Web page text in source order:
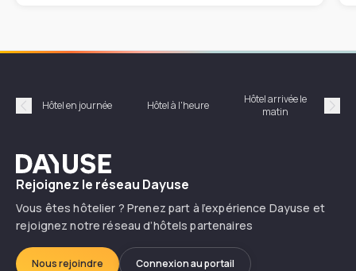
Précédent
Hôtel en journée Hôtel à l'heure
Hôtel arrivée le
matin
Dayuse
Rejoignez le réseau Dayuse
Vous êtes hôtelier ? Prenez part à l’expérience Dayuse et
rejoignez notre réseau d’hôtels partenaires
Nous rejoindre Connexion au portail